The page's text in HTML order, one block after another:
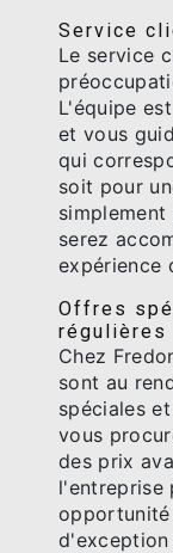
Service
Le service
L'équipe
et vous
qui
soit pour
serez
expérience
Offres
régulières
Chez
sont au
spéciales
vous
des prix
l'entreprise
opportunité
d'exception